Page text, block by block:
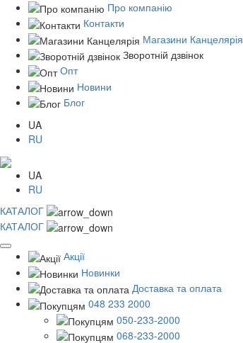
Про компанію
Контакти
Магазини Канцелярія
Зворотній дзвінок
Опт
Новини
Блог
UA
RU
UA
RU
КАТАЛОГ
КАТАЛОГ
Акції
Новинки
Доставка та оплата
048 233 2000
050-233-2000
068-233-2000